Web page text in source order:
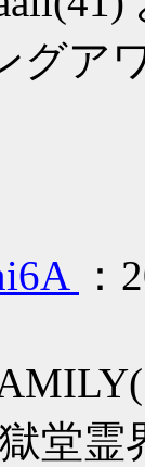
グア
堂